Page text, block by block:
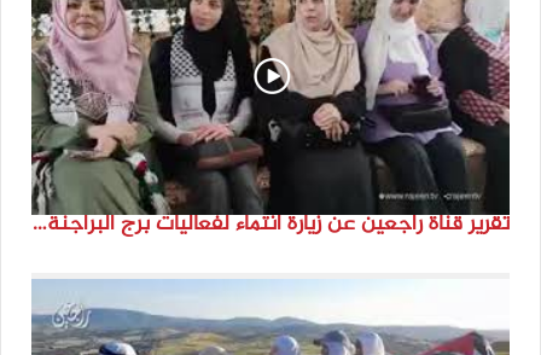
تقرير قناة راجعين عن زيارة انتماء لفعاليات برج البراجنة اعداد جنى شحرور